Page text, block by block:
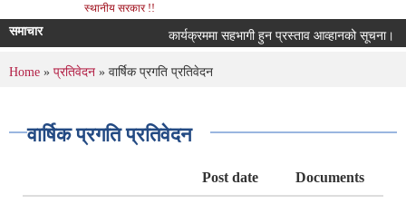
स्थानीय सरकार !!
समाचार कार्यक्रममा सहभागी हुन प्रस्ताव आव्हानको सूचना।
You are here
Home » प्रतिवेदन » वार्षिक प्रगति प्रतिवेदन
वार्षिक प्रगति प्रतिवेदन
Post date Documents